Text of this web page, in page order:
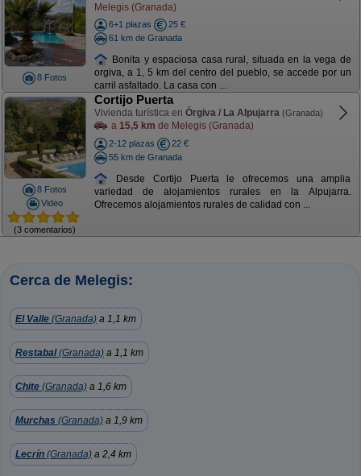
8 Fotos
Melegis (Granada)
6+1 plazas
25 €
61 km de Granada
Bonita y espaciosa casa rural, situada en la vega de
orgiva, a 1, 5 km del centro del pueblo, se accede por un
carril asfaltado. La casa con ...
8 Fotos
Video
(3 comentarios)
Cortijo Puerta
Vivienda turística en Órgiva / La Alpujarra (Granada)
a 15,5 km de Melegis (Granada)
2-12 plazas
22 €
55 km de Granada
Desde Cortijo Puerta le ofrecemos una amplia
variedad de alojamientos rurales en la Alpujarra.
Ofrecemos alojamientos rurales de calidad con ...
Cerca de Melegis:
El Valle (Granada) a 1,1 km
Restabal(Granada) a 1,1 km
Chite (Granada) a 1,6 km
Murchas (Granada) a 1,9 km
Lecrín (Granada) a 2,4 km